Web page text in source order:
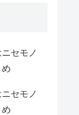
セモノ
セモノ